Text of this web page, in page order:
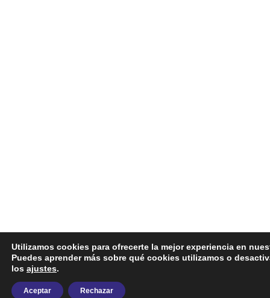
Utilizamos cookies para ofrecerte la mejor experiencia en
Puedes aprender más sobre qué cookies utilizamos o
los ajustes.
Aceptar Rechazar